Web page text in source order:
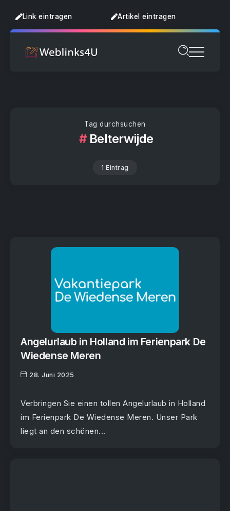
Link eintragen Artikel eintragen
Tag durchsuchen
Belterwijde
1 Eintrag
Angelurlaub in Holland im Ferienpark De
Wiedense Meren
28. Juni 2025
Verbringen Sie einen tollen Angelurlaub in Holland
im Ferienpark De Wiedense Meren. Unser Park
liegt an den schönen...